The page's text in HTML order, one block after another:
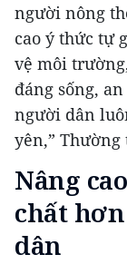
người nông
cao ý thức tự
vệ môi
đáng sống,
người dân
yên,”
Nâng
chất
dân